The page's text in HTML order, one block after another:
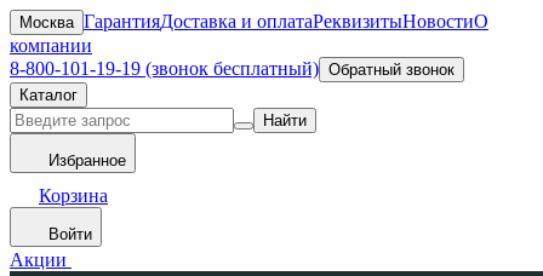
Москва ГарантияДоставка и оплатаРеквизитыНовостиО
компании
8-800-101-19-19 (звонок бесплатный) Обратный звонок
Каталог
Найти
Избранное
Корзина
Войти
Акции